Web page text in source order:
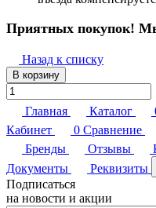
Приятных покупок!
Назад к списку
В корзину
Главная Каталог
Кабинет
0 Сравнение
Бренды
Отзывы
Документы
Реквизиты
Подписаться
на новости и акции